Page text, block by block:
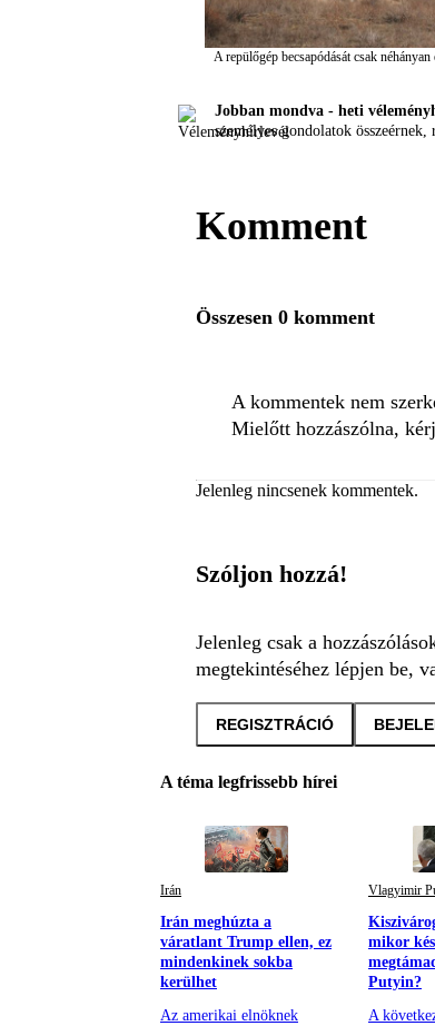
A repülőgép becsapódását csak néhányan
Jobban mondva - heti
személyes gondolatok összeérnek,
Komment
Összesen 0 komment
A kommentek nem
Mielőtt hozzászólna,
Jelenleg nincsenek kommentek.
Szóljon hozzá!
Jelenleg csak a
megtekintéséhez lépjen be,
REGISZTRÁCIÓ
A téma legfrissebb hírei
Irán
Irán meghúzta a
váratlant Trump ellen, ez
mindenkinek sokba
kerülhet
Az amerikai elnöknek
Vlagyimir
mikor
Putyin?
A